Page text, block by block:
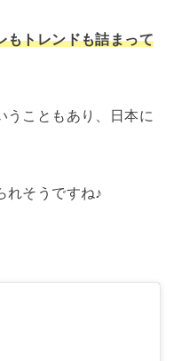
もトレンドも詰まって
うこともあり、日本に
れそうですね♪